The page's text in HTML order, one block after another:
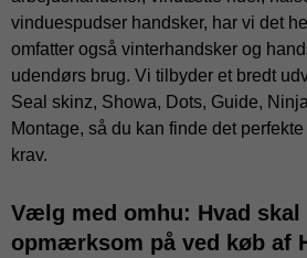
vinduespudser handsker, har vi det
omfatter også vinterhandsker og
udendørs brug. Vi tilbyder et bredt
Seal skinz, Showa, Dots, Guide,
Montage, så du kan finde det
krav.
Vælg med omhu: Hvad
opmærksom på ved køb af